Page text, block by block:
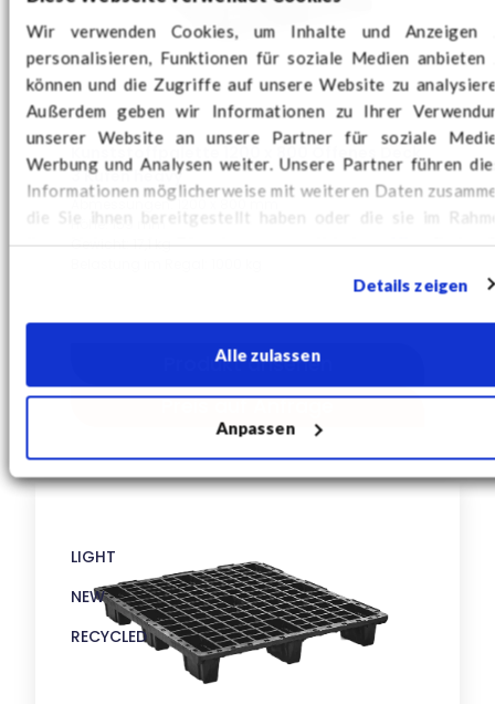
Wir verwenden Cookies, um Inhalte und Anzeigen
personalisieren, Funktionen für soziale Medien anbieten
können und die Zugriffe auf unsere Website zu
Außerdem geben wir Informationen zu Ihrer
unserer Website an unsere Partner für soziale
Werbung und Analysen weiter. Unsere Partner führen
Informationen möglicherweise mit weiteren Daten
die Sie ihnen bereitgestellt haben oder die sie im
Ihrer Nutzung der Dienste gesammelt haben.
Details zeigen
Alle zulassen
Anpassen
Kunststoffpalette 1200 x 800 Offenes Deck
3 Kufen heavy
Abmessungen: 1200 x 800 mm
Gewicht: 17,1 kg
Produkt ansehen
Preis auf Anfrage
LIGHT
NEW
RECYCLED